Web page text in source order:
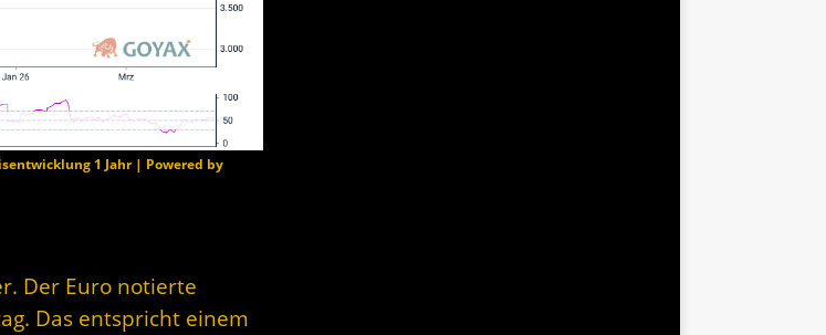
1 Jahr | Powered by
Der Euro notierte
Das entspricht einem